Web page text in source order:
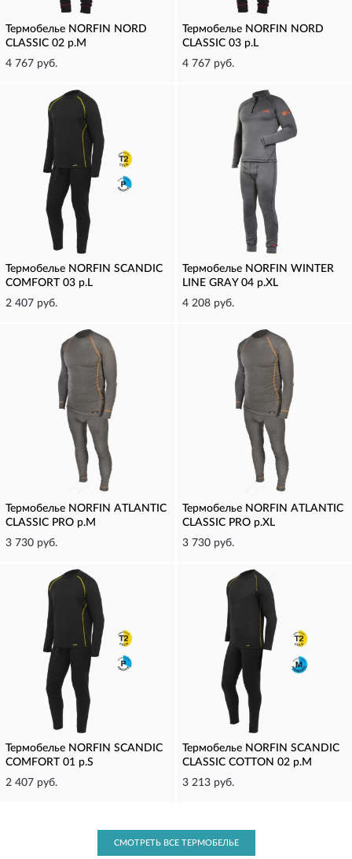
Термобелье NORFIN NORD
CLASSIC 02 р.M
4 767 руб.
Термобелье NORFIN NORD
CLASSIC 03 р.L
4 767 руб.
Термобелье NORFIN SCANDIC
COMFORT 03 р.L
2 407 руб.
Термобелье NORFIN WINTER
LINE GRAY 04 р.XL
4 208 руб.
Термобелье NORFIN ATLANTIC
CLASSIC PRO р.M
3 730 руб.
Термобелье NORFIN ATLANTIC
CLASSIC PRO р.XL
3 730 руб.
Термобелье NORFIN SCANDIC
COMFORT 01 р.S
2 407 руб.
Термобелье NORFIN SCANDIC
CLASSIC COTTON 02 р.M
3 213 руб.
СМОТРЕТЬ ВСЕ ТЕРМОБЕЛЬЕ